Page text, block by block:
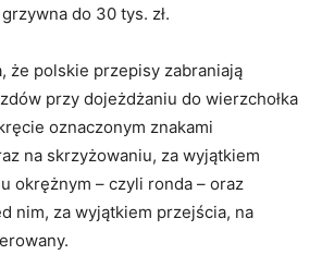
do 30 tys. zł.
że polskie przepisy zabraniają
przy dojeżdżaniu do wierzchołka
oznaczonym znakami
na skrzyżowaniu, za wyjątkiem
okrężnym – czyli ronda – oraz
nim, za wyjątkiem przejścia, na